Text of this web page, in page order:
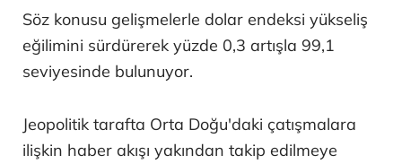
Söz konusu gelişmelerle dolar endeksi yükseliş
eğilimini sürdürerek yüzde 0,3 artışla 99,1
seviyesinde bulunuyor.
Jeopolitik tarafta Orta Doğu'daki çatışmalara
ilişkin haber akışı yakından takip edilmeye